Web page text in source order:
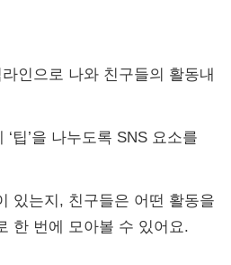
인으로 나와 친구들의 활동내
팁’을 나누도록 SNS 요소를
있는지, 친구들은 어떤 활동을
한 번에 모아볼 수 있어요.